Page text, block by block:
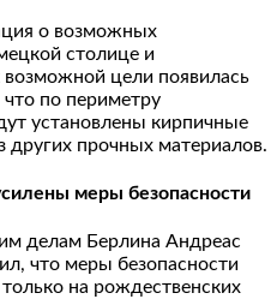
о возможных
столице и
цели появилась
по периметру
установлены кирпичные
других прочных материалов.
меры безопасности
делам Берлина Андреас
что меры безопасности
на рождественских